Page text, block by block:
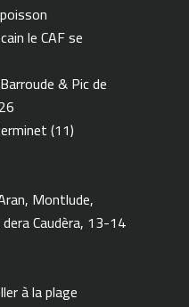
le CAF se
& Pic de
(11)
Montlude,
Caudèra, 13-14
à la plage